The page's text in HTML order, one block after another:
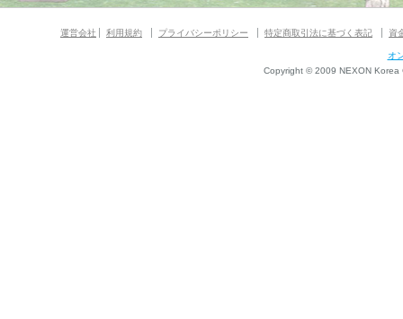
運営会社 利用規約 プライバシーポリシー 特定商取引法に基づく表記 資
オ
Copyright © 2009 NEXON Korea